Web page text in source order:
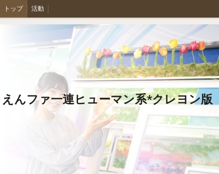
トップ 活動
えんファ一連ヒューマン系*クレヨン版